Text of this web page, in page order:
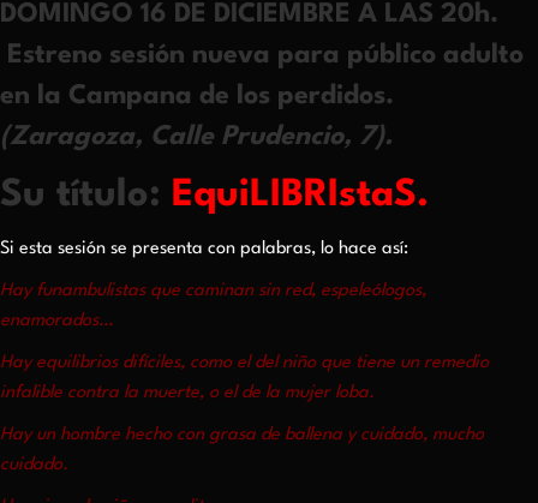
DOMINGO 16 DE DICIEMBRE A LAS 20h.
Estreno sesión nueva para público adulto
en la Campana de los perdidos.
(Zaragoza, Calle Prudencio, 7).
Su título: EquiLIBRIstaS.
Si esta sesión se presenta con palabras, lo hace así:
Hay funambulistas que caminan sin red, espeleólogos,
enamorados…
Hay equilibrios difíciles, como el del niño que tiene un remedio
infalible contra la muerte, o el de la mujer loba.
Hay un hombre hecho con grasa de ballena y cuidado, mucho
cuidado.